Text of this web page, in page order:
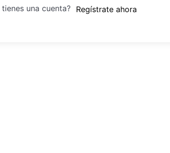
tienes una cuenta? Regístrate ahora